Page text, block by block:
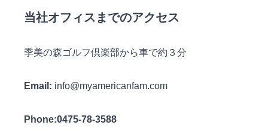
当社オフィスまでのアクセス
季美の森ゴルフ倶楽部から車で約３分
Email: info@myamericanfam.com
Phone:0475-78-3588